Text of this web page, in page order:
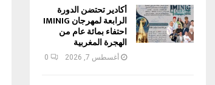
أكادير تحتضن الدورة
الرابعة لمهرجان IMINIG
احتفاء بمائة عام من
الهجرة المغربية
أغسطس 7, 2026 0